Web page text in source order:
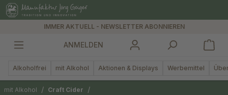
springen
IMMER AKTUELL - NEWSLETTER ABONNIEREN
ANMELDEN
Alkoholfrei mit Alkohol Aktionen & Displays Werbemittel
mit Alkohol / Craft Cider /